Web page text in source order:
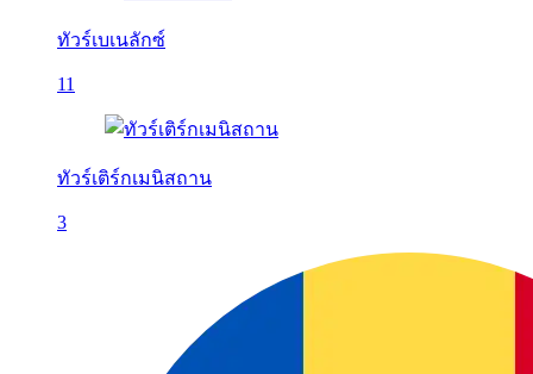
ทัวร์เบเนลักซ์
11
ทัวร์เติร์กเมนิสถาน
3